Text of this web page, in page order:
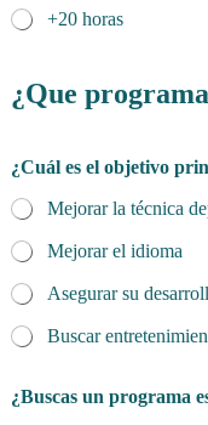
+20 horas
¿Que
¿Cuál es el objetivo
Mejorar la técnica
Mejorar el idioma
Asegurar su
Buscar
¿Buscas un programa